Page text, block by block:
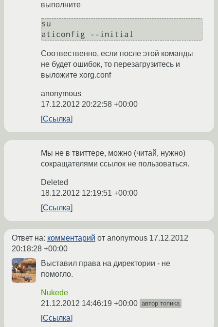
выполните
su
Соотвественно, если после этой команды
не будет ошибок, то перезагрузитесь и
выложите xorg.conf
anonymous
17.12.2012 20:22:58 +00:00
Ссылка
Мы не в твиттере, можно (читай, нужно)
сокращателями ссылок не пользоваться.
Deleted
18.12.2012 12:19:51 +00:00
Ссылка
Ответ на: комментарий от anonymous 17.12.2012
20:18:28 +00:00
Выставил права на директории - не
помогло.
Nukede
21.12.2012 14:46:19 +00:00 автор топика
Ссылка